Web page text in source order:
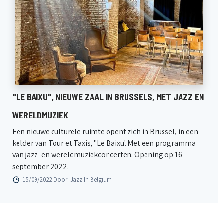
"LE BAIXU", NIEUWE ZAAL IN BRUSSELS, MET JAZZ EN
WERELDMUZIEK
Een nieuwe culturele ruimte opent zich in Brussel, in een
kelder van Tour et Taxis, "Le Baixu'. Met een programma
van jazz- en wereldmuziekconcerten. Opening op 16
september 2022.
15/09/2022 Door Jazz In Belgium